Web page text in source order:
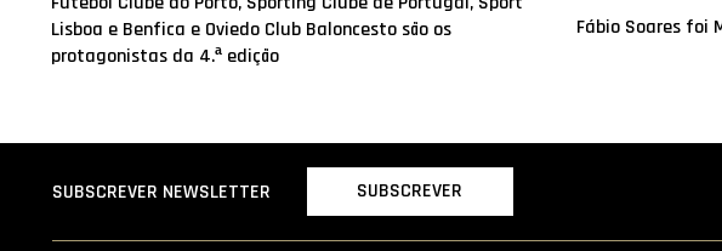
Lisboa e Benfica e Oviedo Club Baloncesto são os
protagonistas da 4.ª edição
Fábio Soares foi
SUBSCREVER NEWSLETTER SUBSCREVER